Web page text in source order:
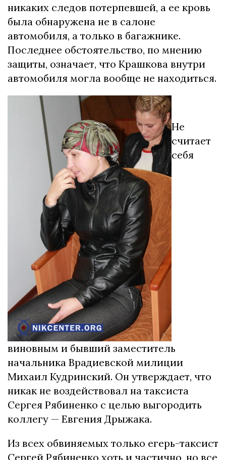
никаких следов потерпевшей, а ее кровь
была обнаружена не в салоне
автомобиля, а только в багажнике.
Последнее обстоятельство, по мнению
защиты, означает, что Крашкова внутри
автомобиля могла вообще не находиться.
Не
считает
себя
виновным и бывший заместитель
начальника Врадиевской милиции
Михаил Кудринский. Он утверждает, что
никак не воздействовал на таксиста
Сергея Рябиненко с целью выгородить
коллегу — Евгения Дрыжака.
Из всех обвиняемых только егерь-таксист
Сергей Рябиненко хоть и частично, но все